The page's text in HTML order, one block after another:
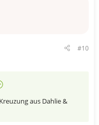
#10
aus Dahlie &